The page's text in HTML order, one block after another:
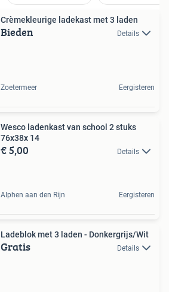
Crèmekleurige ladekast met 3 laden
Bieden Details
Zoetermeer Eergisteren
Wesco ladenkast van school 2 stuks
76x38x 14
€ 5,00 Details
Alphen aan den Rijn Eergisteren
Ladeblok met 3 laden - Donkergrijs/Wit
Gratis Details